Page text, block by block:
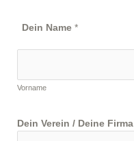
Dein Name *
Vorname
Dein Verein / Deine Firma